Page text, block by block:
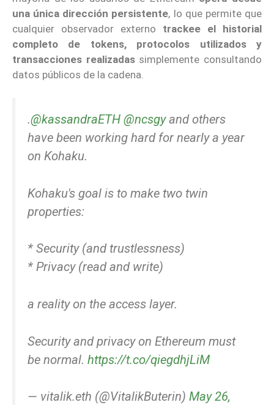
una única dirección persistente, lo que permite que
cualquier observador externo trackee el historial
completo de tokens, protocolos utilizados y
transacciones realizadassimplemente consultando
datos públicos de la cadena.
.@kassandraETH @ncsgyand others
have been working hard for nearly a year
on Kohaku.
Kohaku's goal is to make two twin
properties:
* Security (and trustlessness)
* Privacy (read and write)
a reality on the access layer.
Security and privacy on Ethereum must
be normal. https://t.co/qiegdhjLiM
— vitalik.eth (@VitalikButerin) May 26,